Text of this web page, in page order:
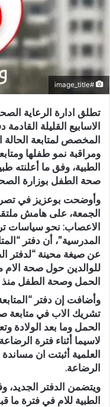
#image_title
تطلق ادارة الرعاية
الاسابيع القليلة
المخصص لمتابعة الحالة
ومراقبة نمو طفلها
الطبية، وفق ما أعلنته
صحة الطفل بوزارة
وأوضحت بوعزيز في تصريح
الجمعة، على هامش
الاعصاب: نحو سياسات
المدرسية”، أن دفتر
عن صيغة محينة “لدفتر
للوالدين حول صحة الام
الحمل وصحة الطفل منذ أن
وأضافت إن دفتر
تشريك الاب في متابعة
الحمل وما بعد الولادة
لاسيما أثناء فترة
العلمية أثبتت ان
الرضاعة.
ويتضمن الدفتر الجديد،
الطبية للام في فترة ما